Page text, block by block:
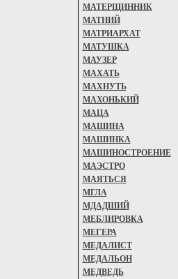
МАТЕРЩИННИК
МАТНИЙ
МАТРИАРХАТ
МАТУШКА
МАУЗЕР
МАХАТЬ
МАХНУТЬ
МАХОНЬКИЙ
МАЦА
МАШИНА
МАШИНКА
МАШИНОСТРОЕНИЕ
МАЭСТРО
МАЯТЬСЯ
МГЛА
МДАДШИЙ
МЕБЛИРОВКА
МЕГЕРА
МЕДАЛИСТ
МЕДАЛЬОН
МЕДВЕДЬ